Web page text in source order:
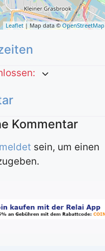
Leaflet| Map data ©OpenStreetMap
:
sein, um einen